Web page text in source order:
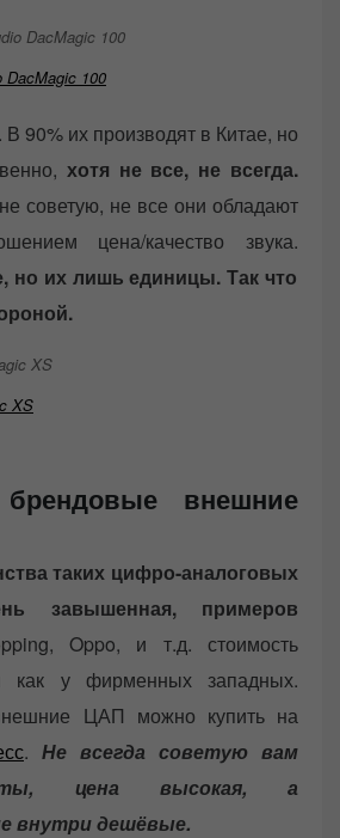
100
90% их производят в Китае, но
хотя не все, не всегда.
советую, не все они обладают
цена/качество звука.
но их лишь единицы. Так что
XS
брендовые внешние
таких цифро-аналоговых
завышенная, примеров
Oppo, и т.д. стоимость
как у фирменных западных.
ЦАП можно купить на
. Не всегда советую вам
цена высокая, а
внутри дешёвые.